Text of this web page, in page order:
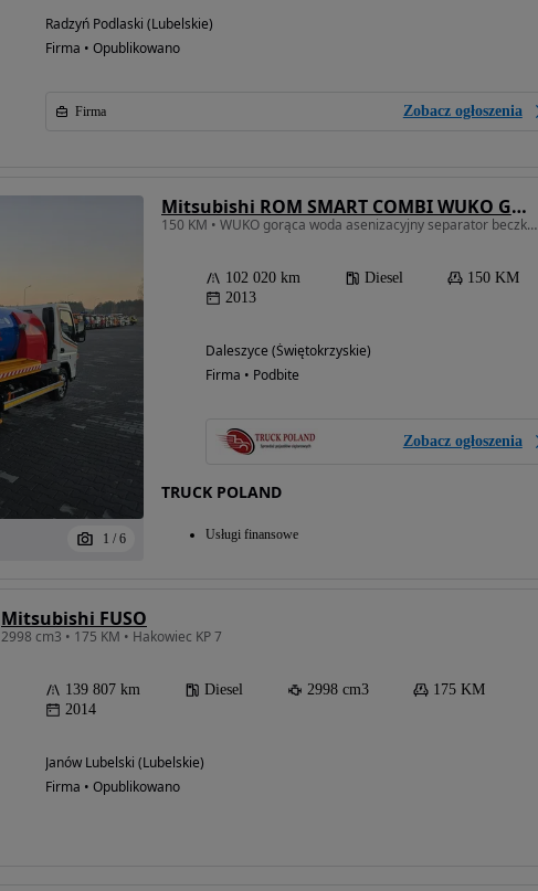
Radzyń Podlaski (Lubelskie)
Firma • Opublikowano
Firma Zobacz ogłoszenia
1 / 6
Mitsubishi ROM SMART COMBI WUKO GORĄCA WODA DO CZYSZCZENIA KANAŁÓW
150 KM • WUKO gorąca woda asenizacyjny separator beczka odpady kanalizacja
102 020 km Diesel
150 KM
2013
Daleszyce (Świętokrzyskie)
Firma • Podbite
Zobacz ogłoszenia
TRUCK POLAND
Usługi finansowe
Mitsubishi FUSO
2998 cm3 • 175 KM • Hakowiec KP 7
139 807 km Diesel 2998 cm3
175 KM
2014
Janów Lubelski (Lubelskie)
Firma • Opublikowano